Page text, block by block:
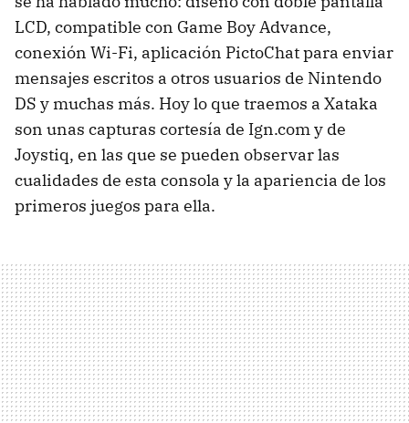
LCD, compatible con Game Boy Advance,
conexión Wi-Fi, aplicación PictoChat para enviar
mensajes escritos a otros usuarios de Nintendo
DS y muchas más. Hoy lo que traemos a Xataka
son unas capturas cortesía de Ign.com y de
Joystiq, en las que se pueden observar las
cualidades de esta consola y la apariencia de los
primeros juegos para ella.